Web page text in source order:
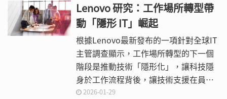
Lenovo 研究：工作場所轉型帶
動「隱形 IT」崛起
根據Lenovo最新發布的一項針對全球IT
主管調查顯示，工作場所轉型的下一個
階段是推動技術「隱形化」，讓科技隱
身於工作流程背後，讓技術支援在員工
無感的情況下，變得自動化且流暢無
2026-01-29